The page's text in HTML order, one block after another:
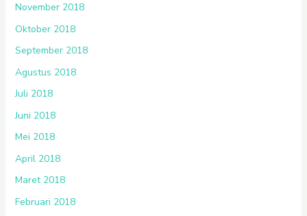
November 2018
Oktober 2018
September 2018
Agustus 2018
Juli 2018
Juni 2018
Mei 2018
April 2018
Maret 2018
Februari 2018